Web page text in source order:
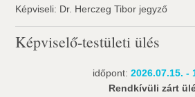
Képviseli: Dr. Herczeg Tibor jegyző
Képviselő-testületi ülés
időpont: 2026.07.15. -
Rendkívüli zárt